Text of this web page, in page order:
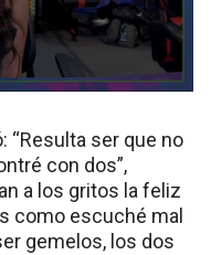
“Resulta ser que no
con dos”,
a los gritos la feliz
como escuché mal
gemelos, los dos